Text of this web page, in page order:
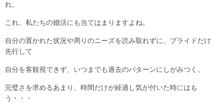
れ。
これ、私たちの婚活にも当てはまりますよね。
自分の置かれた状況や周りのニーズを読み取れずに、プライドだけ
先行して
自分を客観視できず、いつまでも過去のパターンにしがみつく。
完璧さを求めるあまり、時間だけが経過し気が付いた時にはも
う・・・